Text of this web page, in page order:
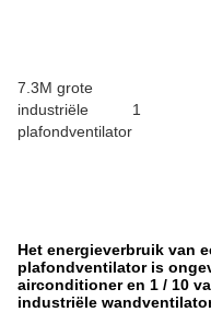
7.3M grote
industriële
plafondventilator
1
Het energieverbruik van
plafondventilator is
airconditioner en 1 / 10
industriële